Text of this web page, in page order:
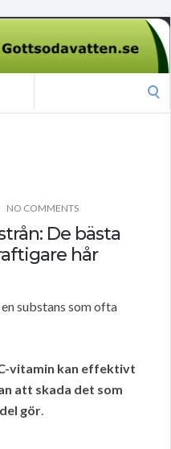
NO COMMENTS
De bästa
hår
substans som ofta
vitamin kan effektivt
att skada det som
gör.